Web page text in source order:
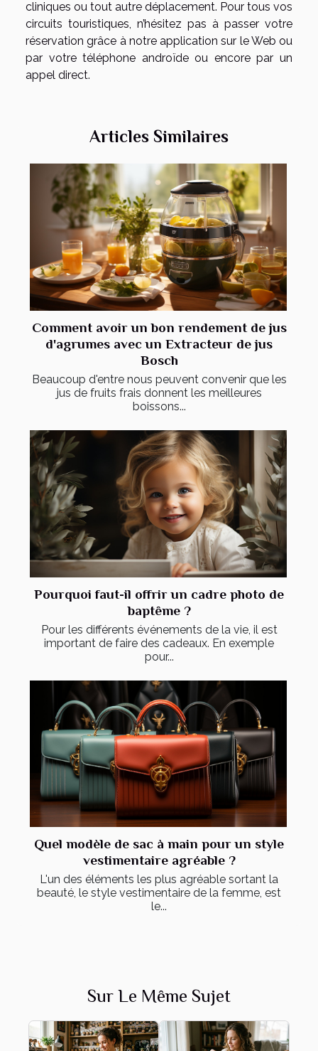
cliniques ou tout autre déplacement. Pour tous vos
circuits touristiques, n’hésitez pas à passer votre
réservation grâce à notre application sur le Web ou
par votre téléphone androïde ou encore par un
appel direct.
Articles Similaires
Comment avoir un bon rendement de jus
d'agrumes avec un Extracteur de jus
Bosch
Beaucoup d'entre nous peuvent convenir que les
jus de fruits frais donnent les meilleures
boissons...
Pourquoi faut-il offrir un cadre photo de
baptême ?
Pour les différents événements de la vie, il est
important de faire des cadeaux. En exemple
pour...
Quel modèle de sac à main pour un style
vestimentaire agréable ?
L'un des éléments les plus agréable sortant la
beauté, le style vestimentaire de la femme, est
le...
Sur Le Même Sujet